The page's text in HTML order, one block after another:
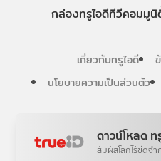
ดาวน์โหลด ท
สัมผัสโลกไร้ขีดจ
กล่องทรูไอดีทีวีคอมมูนิ
เกี่ยวกับทรูไอดี
นโยบายความเป็นส่วนตัว